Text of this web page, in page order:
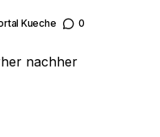
Kueche 0